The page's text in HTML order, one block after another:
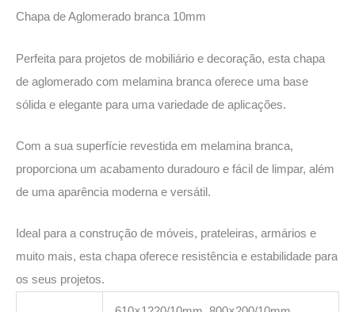
Chapa de Aglomerado branca 10mm
Perfeita para projetos de mobiliário e decoração, esta chapa
de aglomerado com melamina branca oferece uma base
sólida e elegante para uma variedade de aplicações.
Com a sua superfície revestida em melamina branca,
proporciona um acabamento duradouro e fácil de limpar, além
de uma aparência moderna e versátil.
Ideal para a construção de móveis, prateleiras, armários e
muito mais, esta chapa oferece resistência e estabilidade para
os seus projetos.